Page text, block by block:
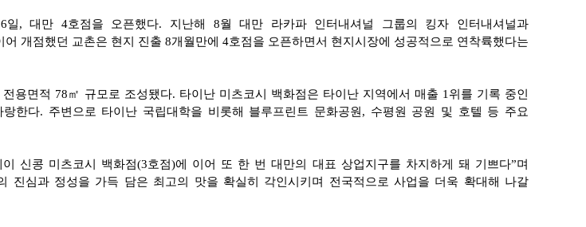
, 대만 4호점을 오픈했다. 지난해 8월 대만 라카파 인터내셔널 그룹의 킹자 인터내셔널과
개점했던 교촌은 현지 진출 8개월만에 4호점을 오픈하면서 현지시장에 성공적으로 연착륙했다는
용면적 78㎡ 규모로 조성됐다. 타이난 미츠코시 백화점은 타이난 지역에서 매출 1위를 기록 중인
한다. 주변으로 타이난 국립대학을 비롯해 블루프린트 문화공원, 수평원 공원 및 호텔 등 주요
신콩 미츠코시 백화점(3호점)에 이어 또 한 번 대만의 대표 상업지구를 차지하게 돼 기쁘다”며
진심과 정성을 가득 담은 최고의 맛을 확실히 각인시키며 전국적으로 사업을 더욱 확대해 나갈